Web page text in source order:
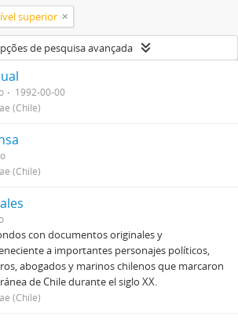
superior
de pesquisa avançada
1992-00-00
(Chile)
(Chile)
con documentos originales y
a importantes personajes políticos,
abogados y marinos chilenos que marcaron
de Chile durante el siglo XX.
(Chile)